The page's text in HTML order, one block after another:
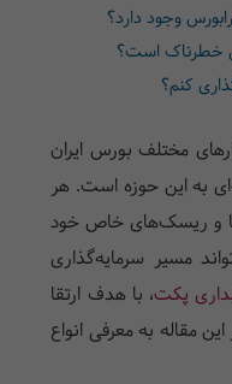
وجود دارد؟
خطرناک است؟
کنم؟
مختلف بورس ایران
به این حوزه است. هر
و ریسک‌های خاص خود
مسیر سرمایه‌گذاری
پکت، با هدف ارتقا
مقاله به معرفی انواع